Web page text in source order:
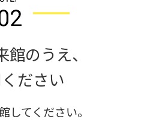
のうえ、
ださい
してください。